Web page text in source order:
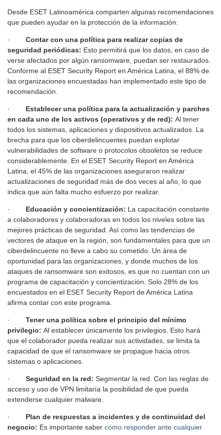
Desde ESET Latinoamérica comparten algunas recomendaciones
que pueden ayudar en la protección de la información:
· Contar con una política para realizar copias de
seguridad periódicas: Esto permitirá que los datos, en caso de
verse afectados por algún ransomware, puedan ser restaurados.
Conforme al ESET Security Report en América Latina, el 88% de
las organizaciones encuestadas han implementado este tipo de
recomendación.
· Establecer una política para la actualización y parches
en cada uno de los activos (operativos y de red): Al tener
todos los sistemas, aplicaciones y dispositivos actualizados. La
brecha para que los ciberdelincuentes puedan explotar
vulnerabilidades de software o protocolos obsoletos se reduce
considerablemente. En el ESET Security Report en América
Latina, el 45% de las organizaciones aseguraron realizar
actualizaciones de seguridad más de dos veces al año, lo que
indica que aún falta mucho esfuerzo por realizar.
· Educación y concientización: La capacitación constante
a colaboradores y colaboradoras en todos los niveles sobre las
mejores prácticas de seguridad. Así como las tendencias de
vectores de ataque en la región, son fundamentales para que un
ciberdelincuente no lleve a cabo su cometido. Un área de
oportunidad para las organizaciones, y donde muchos de los
ataques de ransomware son exitosos, es que no cuentan con un
programa de capacitación y concientización. Solo 28% de los
encuestados en el ESET Security Report de América Latina
afirma contar con este programa.
· Tener una política sobre el principio del mínimo
privilegio: Al establecer únicamente los privilegios. Esto hará
que el colaborador pueda realizar sus actividades, se limita la
capacidad de que el ransomware se propague hacia otros
sistemas o aplicaciones.
· Seguridad en la red: Segmentar la red. Con las reglas de
acceso y uso de VPN limitaría la posibilidad de que pueda
extenderse cualquier malware.
· Plan de respuestas a incidentes y de continuidad del
negocio: Es importante saber cómo responder ante cualquier